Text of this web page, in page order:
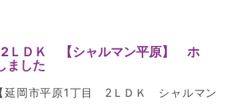
ＬＤＫ 【シャルマン平原】 ホ
ました
【延岡市平原1丁目 2ＬＤＫ シャルマン